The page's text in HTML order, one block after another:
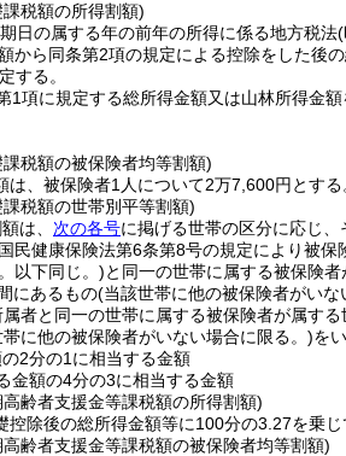
税額の所得割額)
日の属する年の前年の所得に係る地方税法(
から同条第2項の規定による控除をした後
する。
1項に規定する総所得金額又は山林所得金
税額の被保険者均等割額)
は、被保険者1人について2万7,600円とする
税額の世帯別平等割額)
は、 次の各号に掲げる世帯の区分に応じ、
民健康保険法第6条第8号の規定により被
以下同じ。)と同一の世帯に属する被保険
にあるもの(当該世帯に他の被保険者がいな
者と同一の世帯に属する被保険者が属す
に他の被保険者がいない場合に限る。)を
2分の1に相当する金額
金額の4分の3に相当する金額
齢者支援金等課税額の所得割額)
控除後の総所得金額等に100分の3.27を乗じ
齢者支援金等課税額の被保険者均等割額)